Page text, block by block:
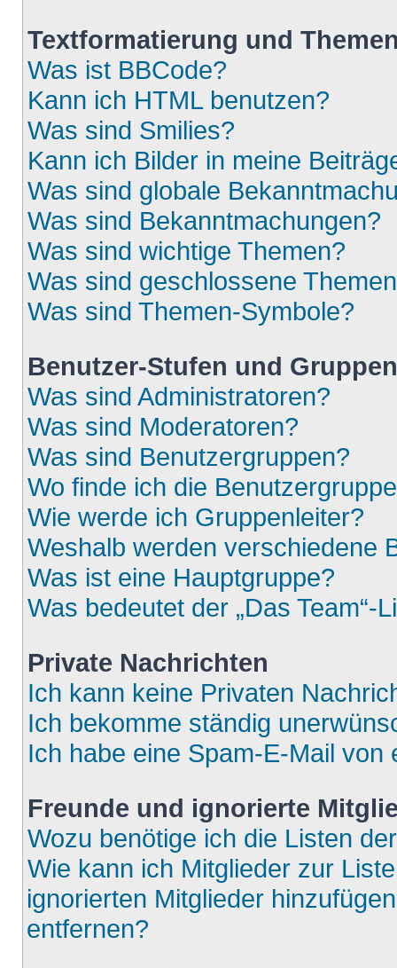
Textformatierung und
Was ist BBCode?
Kann ich HTML benutzen?
Was sind Smilies?
Kann ich Bilder in meine
Was sind globale
Was sind Bekanntmachungen?
Was sind wichtige Themen?
Was sind geschlossene
Was sind Themen-Symbole?
Benutzer-Stufen und Gruppen
Was sind Administratoren?
Was sind Moderatoren?
Was sind Benutzergruppen?
Wo finde ich die
Wie werde ich Gruppenleiter?
Weshalb werden verschiedene
Was ist eine Hauptgruppe?
Was bedeutet der „Das Team“-
Private Nachrichten
Ich kann keine Privaten
Ich bekomme ständig
Ich habe eine Spam-E-Mail
Freunde und ignorierte
Wozu benötige ich die Listen
Wie kann ich Mitglieder zur
ignorierten Mitglieder
entfernen?